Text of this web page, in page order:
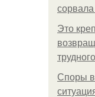
Это
Споры